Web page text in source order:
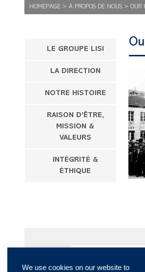
HOMEPAGE > À PROPOS DE NOUS > OUR
LE GROUPE LISI
LA DIRECTION
NOTRE HISTOIRE
RAISON D'ÊTRE,
MISSION &
VALEURS
INTÉGRITÉ &
ÉTHIQUE
We use cookies on our website to